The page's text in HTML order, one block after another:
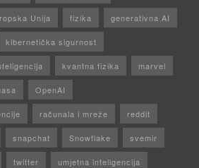
Unija fizika generativna AI
kibernetička sigurnost
kvantna fizika marvel
OpenAI
računala i mreže reddit
snapchat Snowflake svemir
twitter umjetna inteligencija